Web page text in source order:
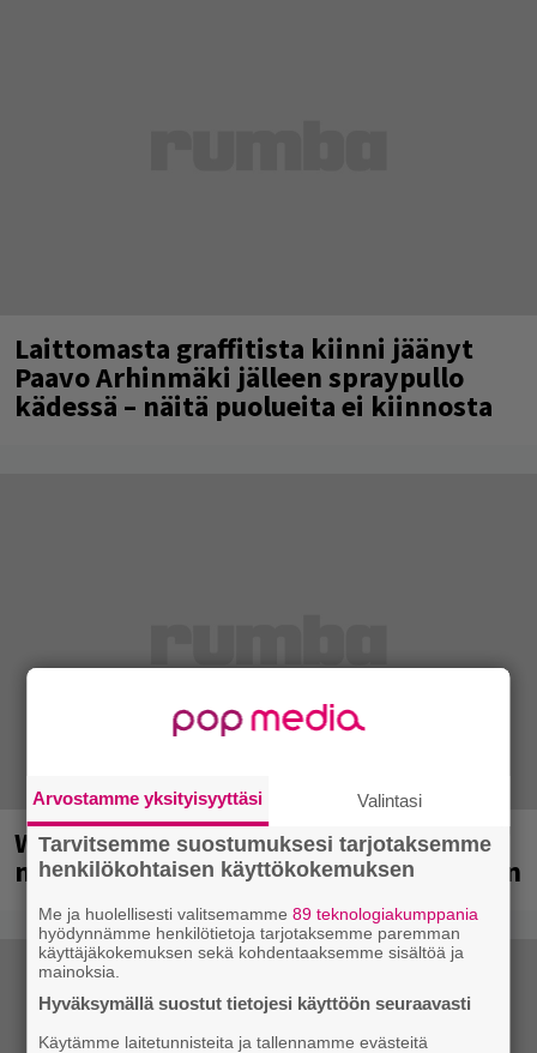
Laittomasta graffitista kiinni jäänyt
Paavo Arhinmäki jälleen spraypullo
kädessä – näitä puolueita ei kiinnosta
Weezer palaa Suomeen yli
neljännesvuosisadan odotuksen jälkeen
Arvostamme yksityisyyttäsi Valintasi
Tarvitsemme suostumuksesi tarjotaksemme
henkilökohtaisen käyttökokemuksen
Me ja huolellisesti valitsemamme89 teknologiakumppania
hyödynnämme henkilötietoja tarjotaksemme paremman
käyttäjäkokemuksen sekä kohdentaaksemme sisältöä ja
mainoksia.
Hyväksymällä suostut tietojesi käyttöön seuraavasti
Käytämme laitetunnisteita ja tallennamme evästeitä